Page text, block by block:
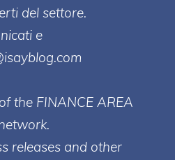
del settore.
e
the FINANCE AREA
releases and other